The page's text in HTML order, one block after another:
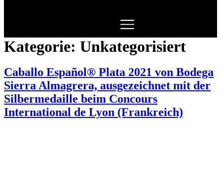
Kategorie: Unkategorisiert
Caballo Español® Plata 2021 von Bodega
Sierra Almagrera, ausgezeichnet mit der
Silbermedaille beim Concours
International de Lyon (Frankreich)